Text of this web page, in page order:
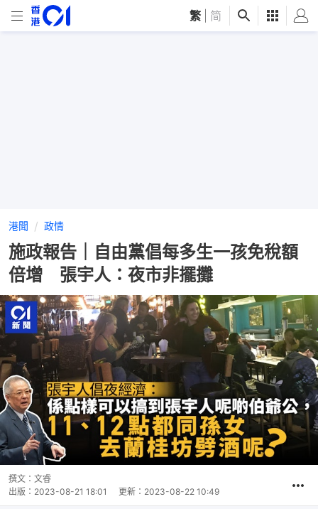
繁 简
港聞 政情
施政報告｜自由黨倡每多生一孩免稅額
倍增 張宇人：夜市非擺攤
撰文： 文睿
出版： 2023-08-21 18:01 更新： 2023-08-22 10:49